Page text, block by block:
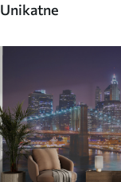
Unikatne